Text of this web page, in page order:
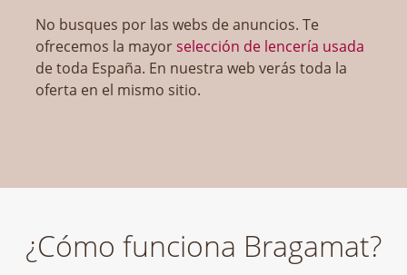
No busques por las webs de anuncios. Te
ofrecemos la mayorselección de lencería usada
de toda España. En nuestra web verás toda la
oferta en el mismo sitio.
¿Cómo funciona Bragamat?